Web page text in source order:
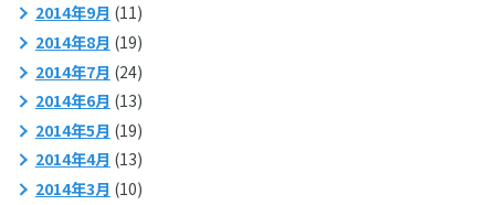
2014年9月 (11)
2014年8月 (19)
2014年7月 (24)
2014年6月 (13)
2014年5月 (19)
2014年4月 (13)
2014年3月 (10)